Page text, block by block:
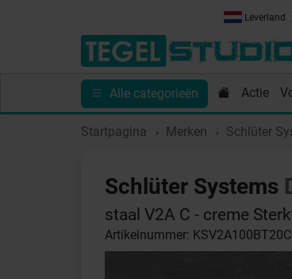
Leverland
Alle categorieën Actie
Toebehoren Sanitair Tips en
Startpagina Merken Schlüter
Schlüter Systems
staal V2A C - creme
Artikelnummer: KSV2A100BT20C